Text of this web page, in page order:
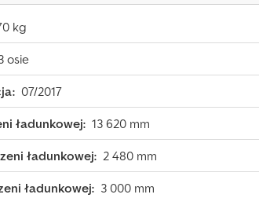
kg
osie
07/2017
ładunkowej: 13 620 mm
ładunkowej: 2 480 mm
ładunkowej: 3 000 mm